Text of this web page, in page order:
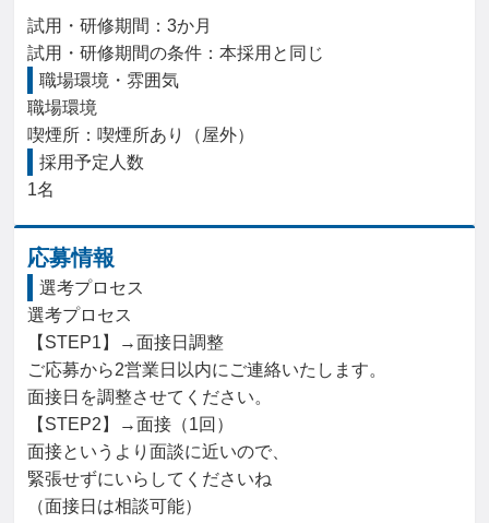
試用・研修期間：3か月
職場環境・雰囲気
職場環境
喫煙所：喫煙所あり（屋外）
採用予定人数
1名
応募情報
選考プロセス
選考プロセス
【STEP1】→面接日調整
ご応募から2営業日以内にご連絡いたします。
面接日を調整させてください。
【STEP2】→面接（1回）
面接というより面談に近いので、
緊張せずにいらしてくださいね
（面接日は相談可能）